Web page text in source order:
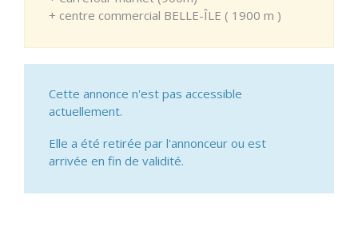
+ centre commercial BELLE-ÎLE ( 1900 m )
Cette annonce n'est pas accessible
actuellement.
Elle a été retirée par l'annonceur ou est
arrivée en fin de validité.